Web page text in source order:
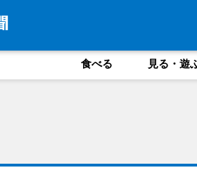
食べる 見る・遊